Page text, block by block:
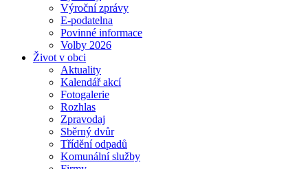
Výroční zprávy
E-podatelna
Povinné informace
Volby 2026
Život v obci
Aktuality
Kalendář akcí
Fotogalerie
Rozhlas
Zpravodaj
Sběrný dvůr
Třídění odpadů
Komunální služby